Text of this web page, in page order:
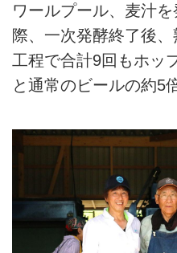
ワールプール、麦汁
際、一次発酵終了後
工程で合計9回もホッ
と通常のビールの約5